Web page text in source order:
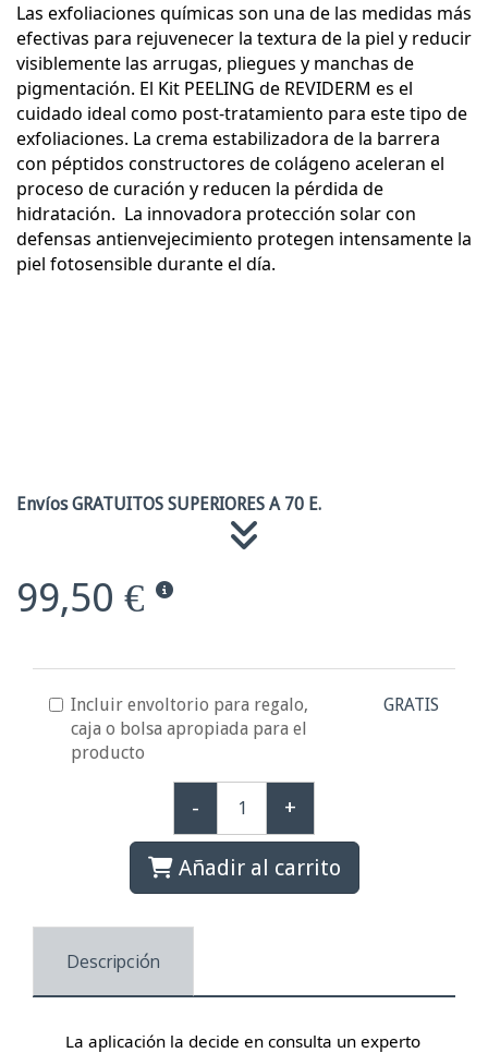
Las exfoliaciones químicas son una de las medidas más
efectivas para rejuvenecer la textura de la piel y reducir
visiblemente las arrugas, pliegues y manchas de
pigmentación. El Kit PEELING de REVIDERM es el
cuidado ideal como post-tratamiento para este tipo de
exfoliaciones. La crema estabilizadora de la barrera
con péptidos constructores de colágeno aceleran el
proceso de curación y reducen la pérdida de
hidratación. La innovadora protección solar con
defensas antienvejecimiento protegen intensamente la
piel fotosensible durante el día.
Envíos GRATUITOS SUPERIORES A 70 E.
99,50 €
Incluir envoltorio para regalo,
caja o bolsa apropiada para el
producto
GRATIS
- +
Añadir al carrito
Descripción
La aplicación la decide en consulta un experto